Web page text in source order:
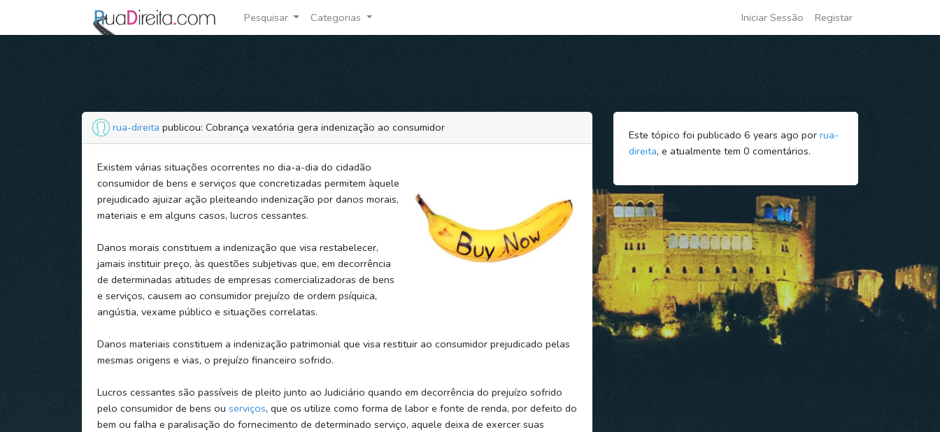
Pesquisar Categorias Iniciar Sessão Registar
rua-direita publicou: Cobrança vexatória gera indenização ao consumidor
Existem várias situações ocorrentes no dia-a-dia do cidadão
consumidor de bens e serviços que concretizadas permitem àquele
prejudicado ajuizar ação pleiteando indenização por danos morais,
materiais e em alguns casos, lucros cessantes.
Danos morais constituem a indenização que visa restabelecer,
jamais instituir preço, às questões subjetivas que, em decorrência
de determinadas atitudes de empresas comercializadoras de bens
e serviços, causem ao consumidor prejuízo de ordem psíquica,
angústia, vexame público e situações correlatas.
Danos materiais constituem a indenização patrimonial que visa restituir ao consumidor prejudicado pelas
mesmas origens e vias, o prejuízo financeiro sofrido.
Lucros cessantes são passíveis de pleito junto ao Judiciário quando em decorrência do prejuízo sofrido
pelo consumidor de bens ou serviços, que os utilize como forma de labor e fonte de renda, por defeito do
bem ou falha e paralisação do fornecimento de determinado serviço, aquele deixa de exercer suas
Este tópico foi publicado 6 years ago por rua-
direita, e atualmente tem 0 comentários.